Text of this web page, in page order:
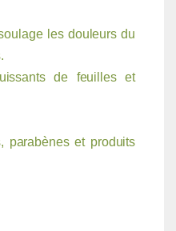
les douleurs du
de feuilles et
parabènes et produits